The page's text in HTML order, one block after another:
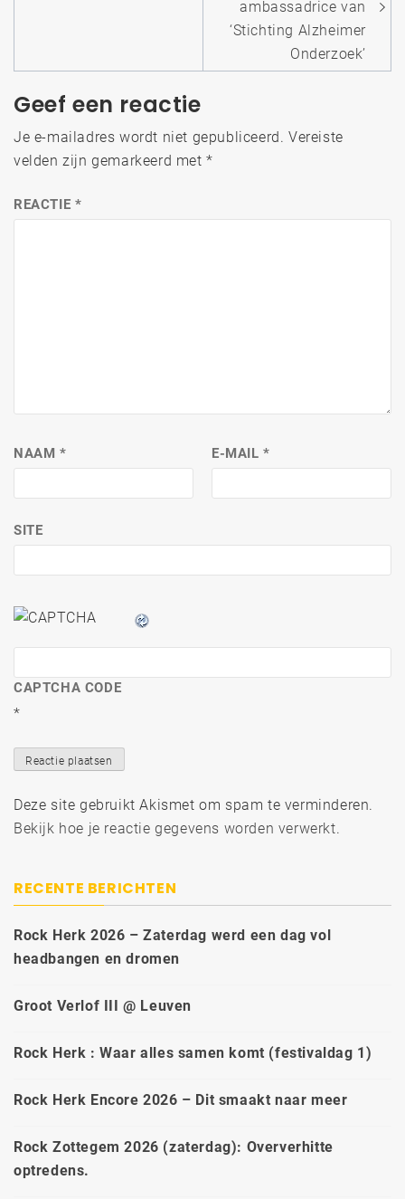
ambassadrice van
‘Stichting Alzheimer
Onderzoek’
Geef een reactie
Je e-mailadres wordt niet gepubliceerd. Vereiste
velden zijn gemarkeerd met*
REACTIE *
NAAM * E-MAIL*
SITE
CAPTCHA CODE
*
Deze site gebruikt Akismet om spam te verminderen.
Bekijk hoe je reactie gegevens worden verwerkt.
RECENTE BERICHTEN
Rock Herk 2026 – Zaterdag werd een dag vol
headbangen en dromen
Groot Verlof III @ Leuven
Rock Herk : Waar alles samen komt (festivaldag 1)
Rock Herk Encore 2026 – Dit smaakt naar meer
Rock Zottegem 2026 (zaterdag): Oververhitte
optredens.